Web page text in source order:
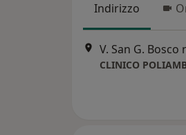
Indirizzo
V. San G.
CLINICO